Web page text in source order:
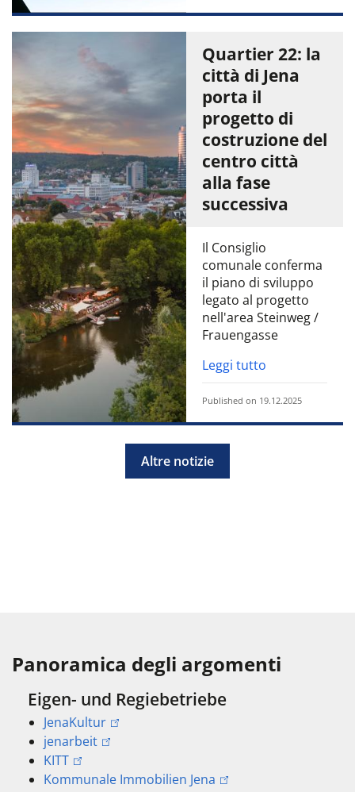
Quartier 22: la
città di Jena
porta il
progetto di
costruzione del
centro città
alla fase
successiva
Il Consiglio
comunale conferma
il piano di sviluppo
legato al progetto
nell'area Steinweg /
Frauengasse
Leggi tutto
Published on 19.12.2025
Altre notizie
Panoramica degli argomenti
Eigen- und Regiebetriebe
JenaKultur
jenarbeit
KITT
Kommunale Immobilien Jena